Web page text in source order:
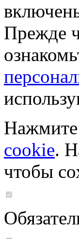
Прежде
Нажмите
cookie.
чтобы